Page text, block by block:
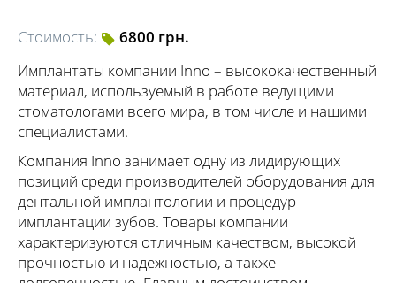
Стоимость:
6800 грн.
Имплантаты компании Inno – высококачественный
материал, используемый в работе ведущими
стоматологами всего мира, в том числе и нашими
специалистами.
Компания Inno занимает одну из лидирующих
позиций среди производителей оборудования для
дентальной имплантологии и процедур
имплантации зубов. Товары компании
характеризуются отличным качеством, высокой
прочностью и надежностью, а также